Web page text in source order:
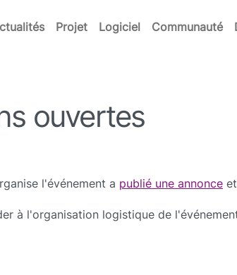
Projet Logiciel Communauté
ouvertes
l'événement a publié une annonce et
à l'organisation logistique de